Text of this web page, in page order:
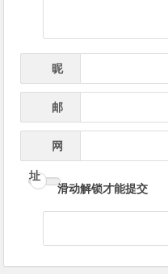
昵
邮
网
址
滑动解锁才能提交